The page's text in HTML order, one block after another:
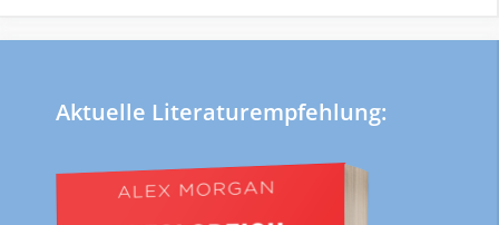
Aktuelle Literaturempfehlung: